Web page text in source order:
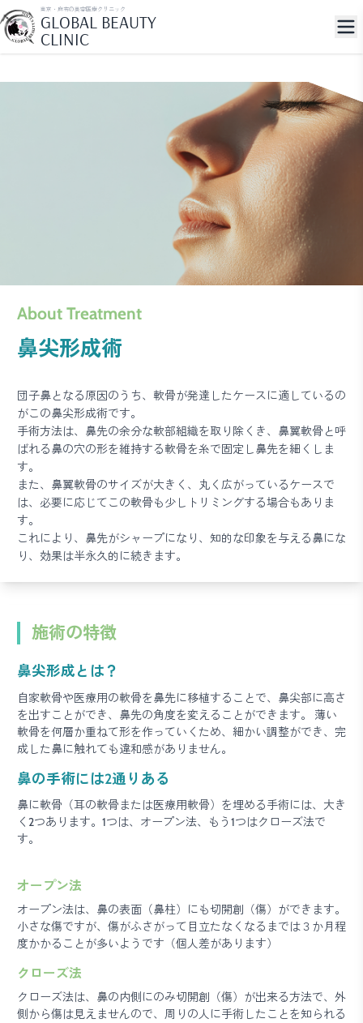
東京・麻布の美容医療クリニック
GLOBAL BEAUTY
CLINIC
About Treatment
鼻尖形成術
団子鼻となる原因のうち、軟骨が発達したケースに適しているの
がこの鼻尖形成術です。
手術方法は、鼻先の余分な軟部組織を取り除くき、鼻翼軟骨と呼
ばれる鼻の穴の形を維持する軟骨を糸で固定し鼻先を細くしま
す。
また、鼻翼軟骨のサイズが大きく、丸く広がっているケースで
は、必要に応じてこの軟骨も少しトリミングする場合もありま
す。
これにより、鼻先がシャープになり、知的な印象を与える鼻にな
り、効果は半永久的に続きます。
施術の特徴
鼻尖形成とは？
自家軟骨や医療用の軟骨を鼻先に移植することで、鼻尖部に高さ
を出すことができ、鼻先の角度を変えることができます。 薄い
軟骨を何層か重ねて形を作っていくため、細かい調整ができ、完
成した鼻に触れても違和感がありません。
鼻の手術には2通りある
鼻に軟骨（耳の軟骨または医療用軟骨）を埋める手術には、大き
く2つあります。1つは、オープン法、もう1つはクローズ法で
す。
オープン法
オープン法は、鼻の表面（鼻柱）にも切開創（傷）ができます。
小さな傷ですが、傷がふさがって目立たなくなるまでは３か月程
度かかることが多いようです（個人差があります）
クローズ法
クローズ法は、鼻の内側にのみ切開創（傷）が出来る方法で、外
側から傷は見えませんので、周りの人に手術したことを知られる